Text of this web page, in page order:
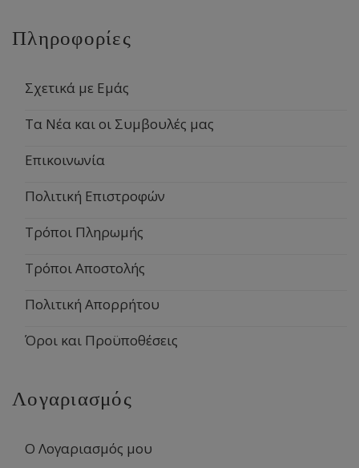
Πληροφορίες
Σχετικά με Εμάς
Τα Νέα και οι Συμβουλές μας
Επικοινωνία
Πολιτική Επιστροφών
Τρόποι Πληρωμής
Τρόποι Αποστολής
Πολιτική Απορρήτου
Όροι και Προϋποθέσεις
Λογαριασμός
Ο Λογαριασμός μου